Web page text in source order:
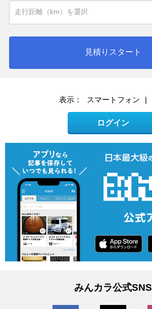
見積りスタート
表示： スマートフォン |
ログイン
みんカラ公式SNS